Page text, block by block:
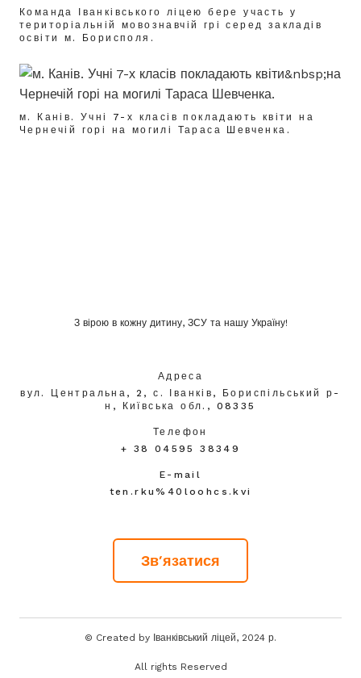
Команда Іванківського ліцею бере участь у
територіальній мовознавчій грі серед закладів
освіти м. Борисполя.
м. Канів. Учні 7-х класів покладають квіти на
Чернечій горі на могилі Тараса Шевченка.
З вірою в кожну дитину, ЗСУ та нашу Україну!
Адреса
вул. Центральна, 2, с. Іванків, Бориспільський р-
н, Київська обл., 08335
Телефон
+ 38 04595 38349
E-mail
ten.rku%40loohcs.kvi
Зв'язатися
© Created by Іванківський ліцей, 2024 р.
All rights Reserved